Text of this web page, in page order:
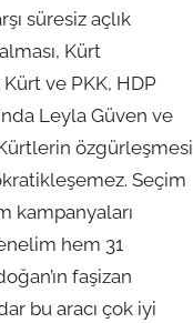
süresiz açlık
Kürt
ve PKK, HDP
Leyla Güven ve
özgürleşmesi
Seçim
kampanyaları
hem 31
faşizan
bu aracı çok iyi